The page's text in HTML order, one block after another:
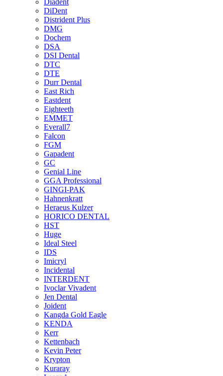
Diadent
DiDent
Distrident Plus
DMG
Dochem
DSA
DSI Dental
DTC
DTE
Durr Dental
East Rich
Eastdent
Eighteeth
EMMET
Everall7
Falcon
FGM
Gapadent
GC
Genial Line
GGA Professional
GINGI-PAK
Hahnenkratt
Heraeus Kulzer
HORICO DENTAL
HST
Huge
Ideal Steel
IDS
Imicryl
Incidental
INTERDENT
Ivoclar Vivadent
Jen Dental
Joident
Kangda Gold Eagle
KENDA
Kerr
Kettenbach
Kevin Peter
Krypton
Kuraray